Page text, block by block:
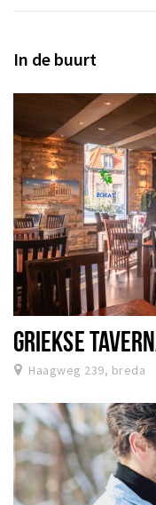
In de buurt
GRIEKSE
Haagweg 239, breda